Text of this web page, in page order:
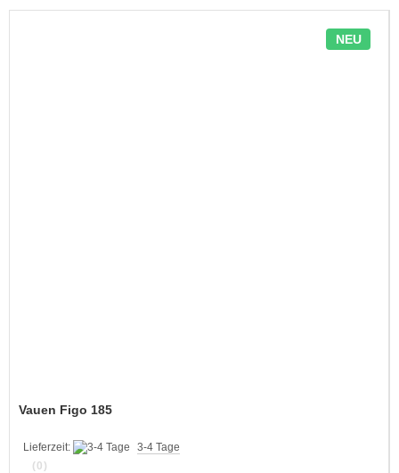
NEU
Vauen Figo 185
Lieferzeit:
3-4 Tage
(0)